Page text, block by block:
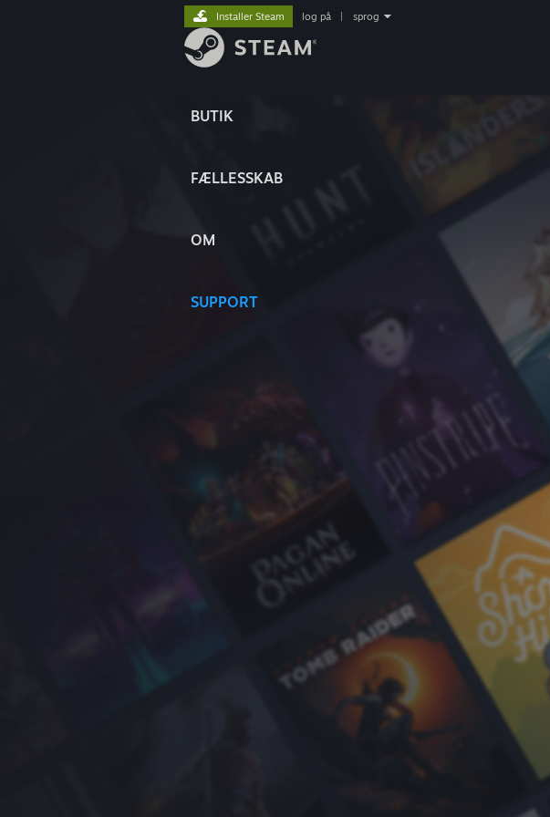
BUTIK
FÆLLESSKAB
OM
SUPPORT
Installer Steam log på sprog